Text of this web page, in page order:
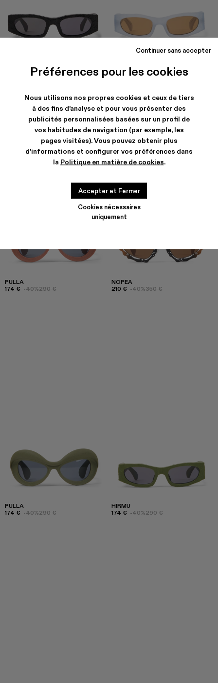
Préférences pour les cookies
Nous utilisons nos propres cookies et ceux de tiers
à des fins d'analyse et pour vous présenter des
publicités personnalisées basées sur un profil de
vos habitudes de navigation (par exemple, les
pages visitées). Vous pouvez obtenir plus
d'informations et configurer vos préférences dans
la Politique en matière de cookies.
Cookies nécessaires
uniquement
Continuer sans accepter
Accepter et Fermer
PULLA
174 € -40%290 €
NOPEA
210 € -40%350 €
PULLA
174 € -40%290 €
HIRMU
174 € -40%290 €